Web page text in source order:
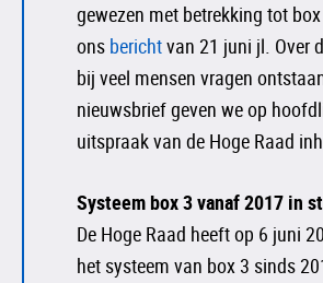
gewezen met betrekking tot
ons berichtvan 21 juni jl. Over
bij veel mensen vragen
nieuwsbrief geven we op
uitspraak van de Hoge Raad
Systeem box 3 vanaf 2017 in
De Hoge Raad heeft op 6 juni
het systeem van box 3 sinds